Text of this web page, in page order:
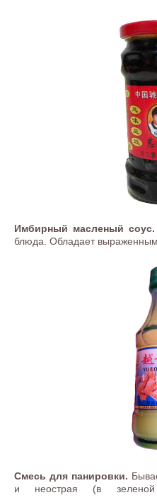
Имбирный масленый соус.
блюда. Обладает
Смесь для панировки.
и неострая (в зеленой